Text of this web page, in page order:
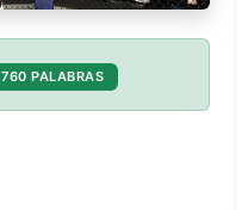
760 PALABRAS